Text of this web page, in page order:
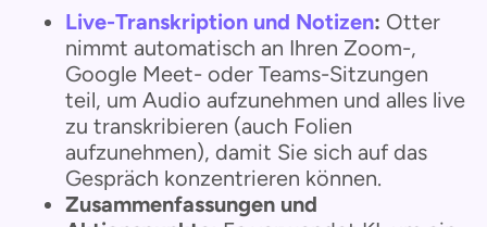
Live-Transkription und Notizen: Otter
nimmt automatisch an Ihren Zoom-,
Google Meet- oder Teams-Sitzungen
teil, um Audio aufzunehmen und alles live
zu transkribieren (auch Folien
aufzunehmen), damit Sie sich auf das
Gespräch konzentrieren können.
Zusammenfassungen und